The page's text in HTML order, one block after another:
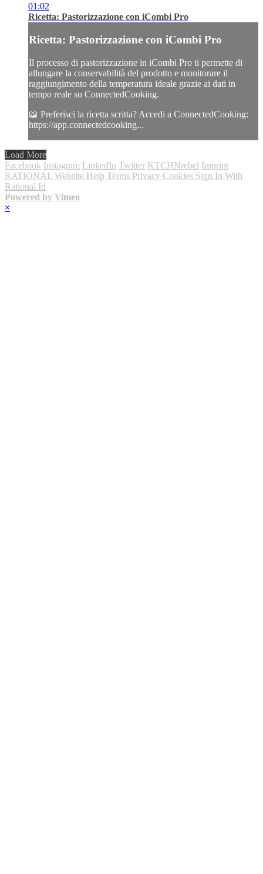
01:02
Ricetta: Pastorizzazione con iCombi Pro
Ricetta: Pastorizzazione con iCombi Pro
Il processo di pastorizzazione in iCombi Pro ti permette di
allungare la conservabilità del prodotto e monitorare il
raggiungimento della temperatura ideale grazie ai dati in
tempo reale su ConnectedCooking.
📖 Preferisci la ricetta scritta? Accedi a ConnectedCooking:
https://app.connectedcooking...
Load More
Facebook Instagram LinkedIn Twitter KTCHNrebel Imprint
RATIONAL Website Help Terms Privacy Cookies Sign In With
Rational Id
Powered by Vimeo
×